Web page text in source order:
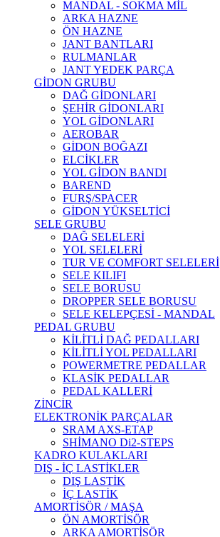
MANDAL - SOKMA MİL
ARKA HAZNE
ÖN HAZNE
JANT BANTLARI
RULMANLAR
JANT YEDEK PARÇA
GİDON GRUBU
DAĞ GİDONLARI
ŞEHİR GİDONLARI
YOL GİDONLARI
AEROBAR
GİDON BOĞAZI
ELCİKLER
YOL GİDON BANDI
BAREND
FURŞ/SPACER
GİDON YÜKSELTİCİ
SELE GRUBU
DAĞ SELELERİ
YOL SELELERİ
TUR VE COMFORT SELELERİ
SELE KILIFI
SELE BORUSU
DROPPER SELE BORUSU
SELE KELEPÇESİ - MANDAL
PEDAL GRUBU
KİLİTLİ DAĞ PEDALLARI
KİLİTLİ YOL PEDALLARI
POWERMETRE PEDALLAR
KLASİK PEDALLAR
PEDAL KALLERİ
ZİNCİR
ELEKTRONİK PARÇALAR
SRAM AXS-ETAP
SHİMANO Di2-STEPS
KADRO KULAKLARI
DIŞ - İÇ LASTİKLER
DIŞ LASTİK
İÇ LASTİK
AMORTİSÖR / MAŞA
ÖN AMORTİSÖR
ARKA AMORTİSÖR